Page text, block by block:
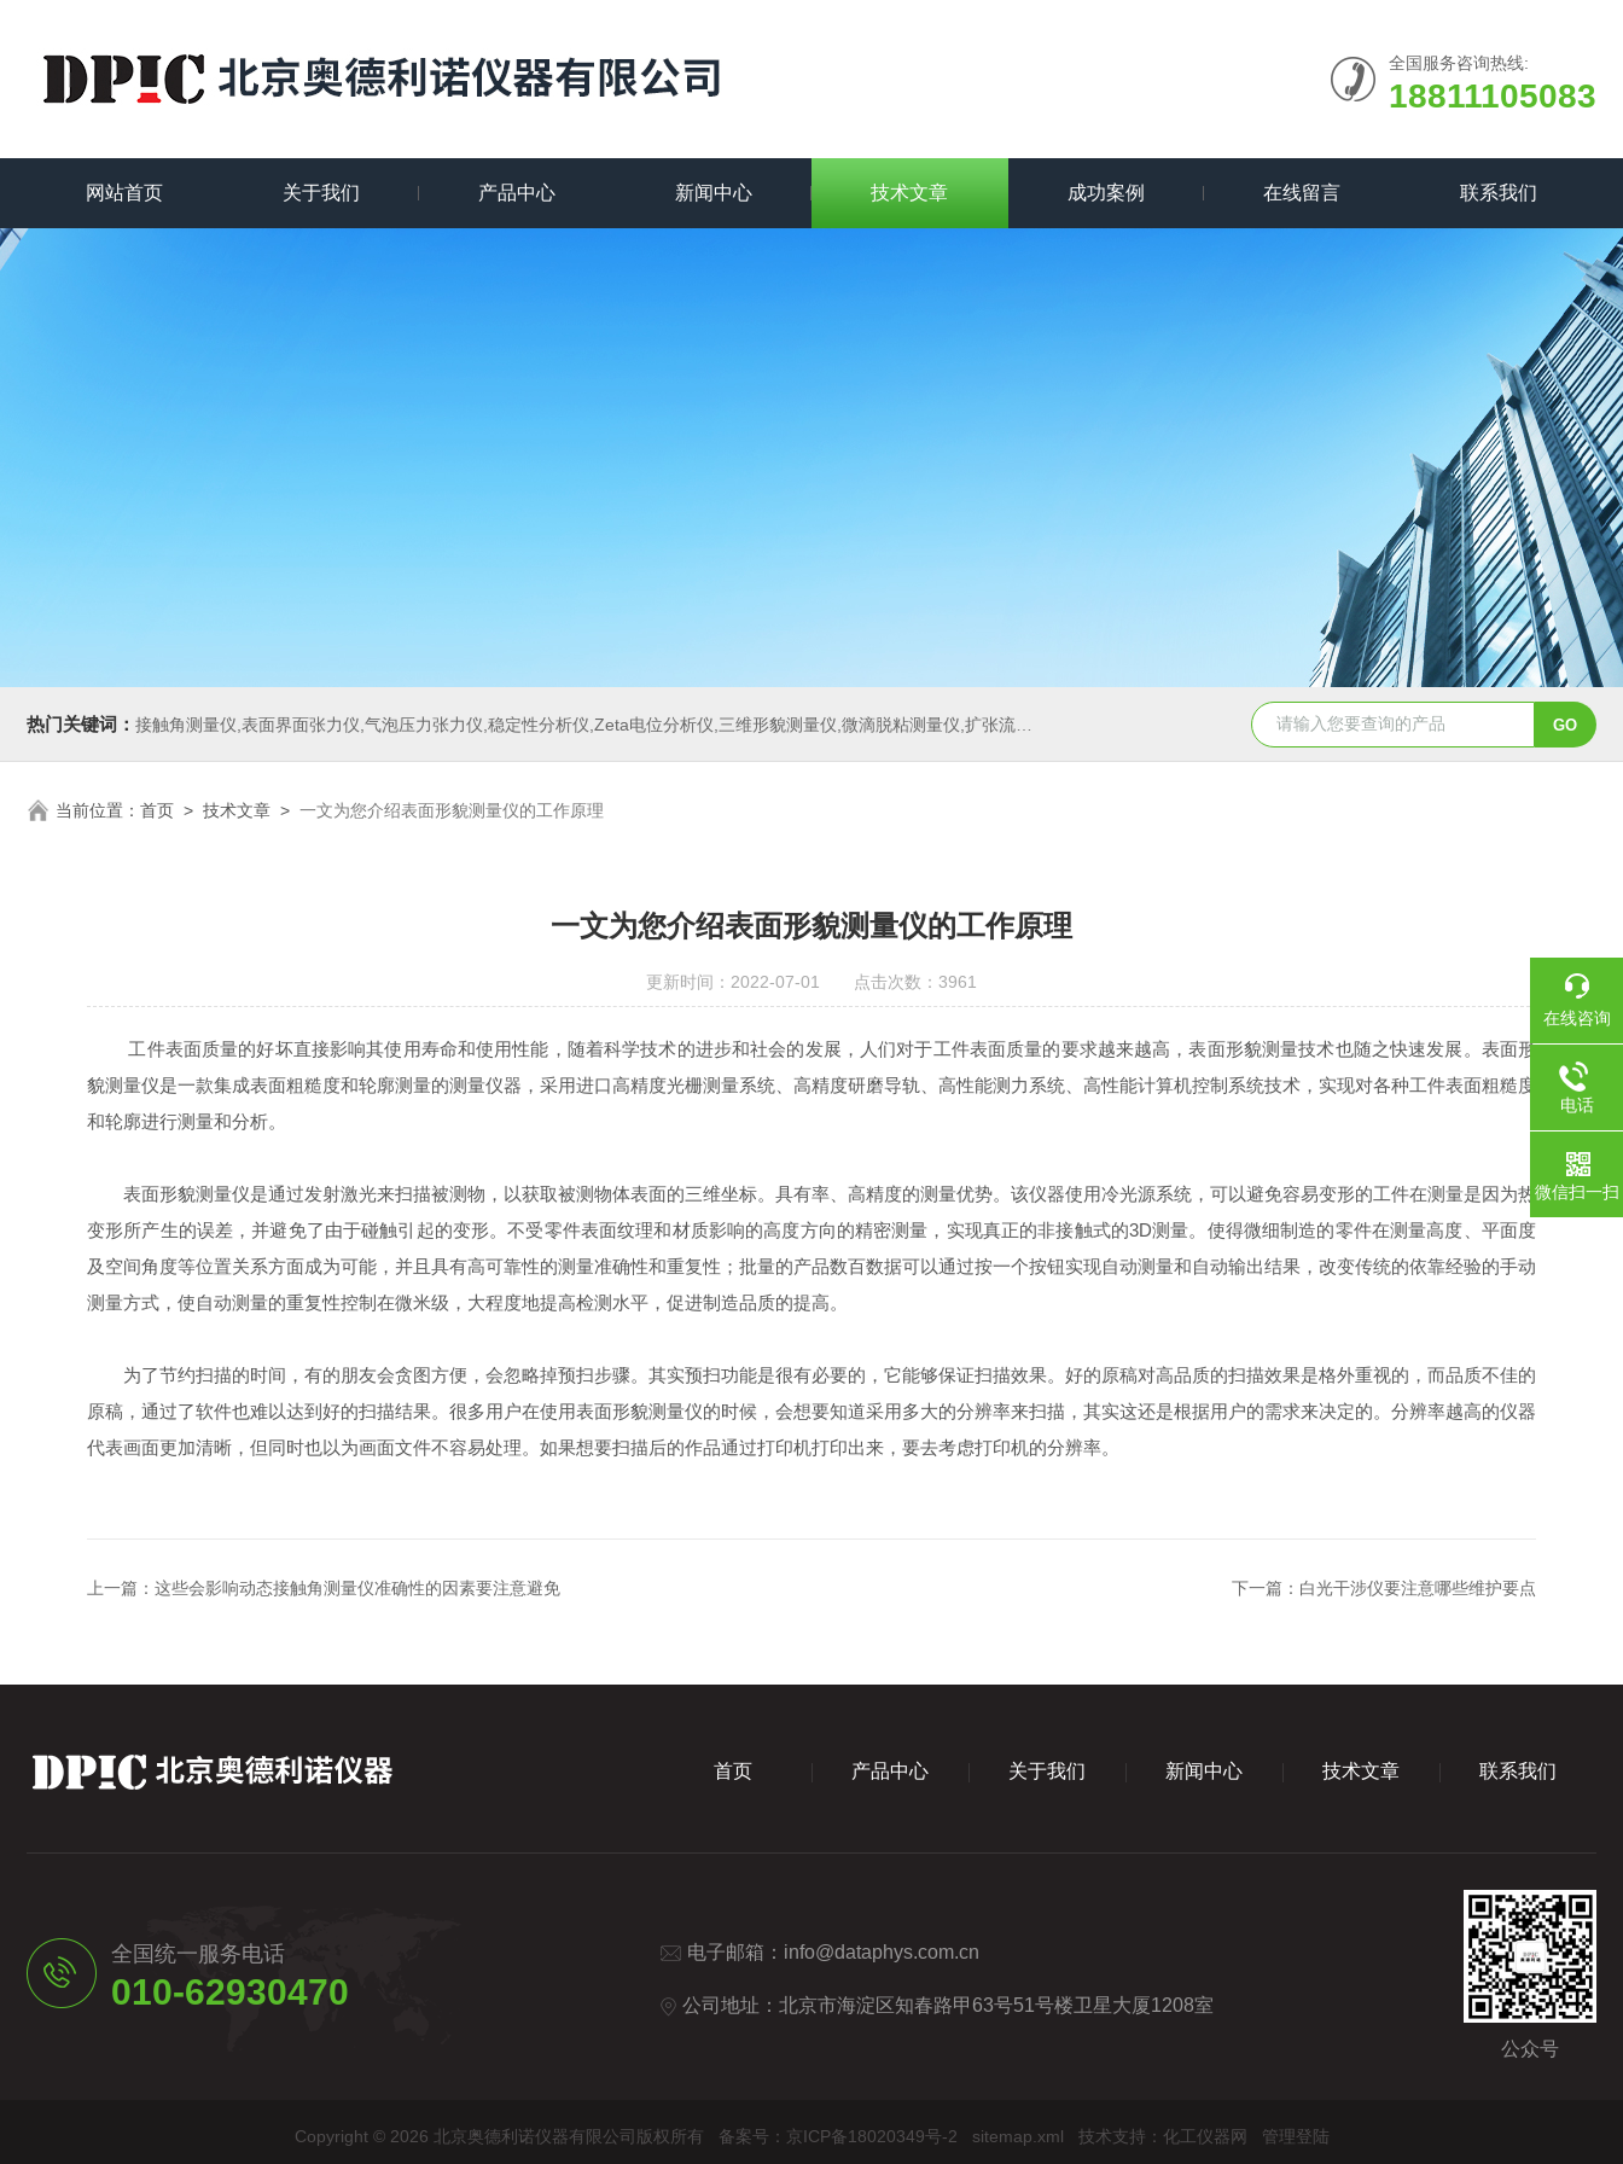
全国服务咨询热线:
18811105083
网站首页 关于我们 产品中心 新闻中心 技术文章 成功案例 在线留言 联系我们
热门关键词： 接触角测量仪,表面界面张力仪,气泡压力张力仪,稳定性分析仪,Zeta电位分析仪,三维形貌测量仪,微滴脱粘测量仪,扩张流变测量仪,刀具测量仪,多重光散射仪
当前位置： 首页 > 技术文章 > 一文为您介绍表面形貌测量仪的工作原理
一文为您介绍表面形貌测量仪的工作原理
更新时间：2022-07-01 点击次数：3961
工件表面质量的好坏直接影响其使用寿命和使用性能，随着科学技术的进步和社会的发展，人们对于工件表面质量的要求越来越高，表面形貌测量技术也随之快速发展。表面形
貌测量仪是一款集成表面粗糙度和轮廓测量的测量仪器，采用进口高精度光栅测量系统、高精度研磨导轨、高性能测力系统、高性能计算机控制系统技术，实现对各种工件表面粗糙度
和轮廓进行测量和分析。
表面形貌测量仪是通过发射激光来扫描被测物，以获取被测物体表面的三维坐标。具有率、高精度的测量优势。该仪器使用冷光源系统，可以避免容易变形的工件在测量是因为热
变形所产生的误差，并避免了由于碰触引起的变形。不受零件表面纹理和材质影响的高度方向的精密测量，实现真正的非接触式的3D测量。使得微细制造的零件在测量高度、平面度
及空间角度等位置关系方面成为可能，并且具有高可靠性的测量准确性和重复性；批量的产品数百数据可以通过按一个按钮实现自动测量和自动输出结果，改变传统的依靠经验的手动
测量方式，使自动测量的重复性控制在微米级，大程度地提高检测水平，促进制造品质的提高。
为了节约扫描的时间，有的朋友会贪图方便，会忽略掉预扫步骤。其实预扫功能是很有必要的，它能够保证扫描效果。好的原稿对高品质的扫描效果是格外重视的，而品质不佳的
原稿，通过了软件也难以达到好的扫描结果。很多用户在使用表面形貌测量仪的时候，会想要知道采用多大的分辨率来扫描，其实这还是根据用户的需求来决定的。分辨率越高的仪器
代表画面更加清晰，但同时也以为画面文件不容易处理。如果想要扫描后的作品通过打印机打印出来，要去考虑打印机的分辨率。
上一篇： 这些会影响动态接触角测量仪准确性的因素要注意避免 下一篇： 白光干涉仪要注意哪些维护要点
首页 产品中心 关于我们 新闻中心 技术文章 联系我们
全国统一服务电话
010-62930470
电子邮箱： info@dataphys.com.cn
公司地址：北京市海淀区知春路甲63号51号楼卫星大厦1208室
公众号
Copyright © 2026 北京奥德利诺仪器有限公司版权所有 备案号：京ICP备18020349号-2 sitemap.xml 技术支持： 化工仪器网 管理登陆
在线咨询
电话
微信扫一扫